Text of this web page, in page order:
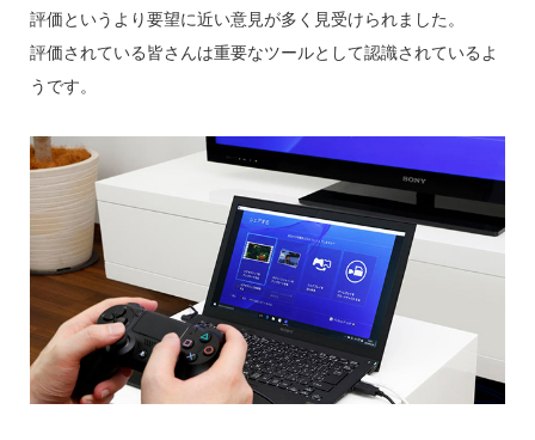
評価というより要望に近い意見が多く見受けられました。
評価されている皆さんは重要なツールとして認識されているよ
うです。